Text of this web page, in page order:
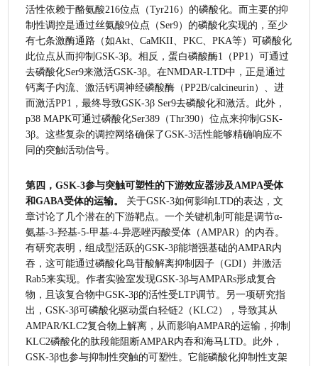
活性依赖于酪氨酸216位点（Tyr216）的磷酸化。而主要的抑
制性调控是通过丝氨酸9位点（Ser9）的磷酸化实现的，至少
有七条激酶通路（如Akt、CaMKII、PKC、PKA等）可磷酸化
此位点从而抑制GSK-3β。相反，蛋白磷酸酶1（PP1）可通过
去磷酸化Ser9来激活GSK-3β。在NMDAR-LTD中，正是通过
钙离子内流、激活钙调神经磷酸酶（PP2B/calcineurin）、进
而激活PP1，最终导致GSK-3β Ser9去磷酸化和激活。此外，
p38 MAPK可通过磷酸化Ser389（Thr390）位点来抑制GSK-
3β。这些复杂的调控网络确保了GSK-3活性能够精确响应不
同的突触活动信号。
第四，GSK-3参与突触可塑性的下游效应器涉及AMPA受体
和GABA受体的运输。
关于GSK-3如何影响LTD的表达，文
章讨论了几个潜在的下游靶点。一个关键机制可能是调节α-
氨基-3-羟基-5-甲基-4-异恶唑丙酸受体（AMPAR）的内吞。
有研究表明，组成型活跃的GSK-3β能增强基础的AMPAR内
吞，这可能通过磷酸化鸟苷酸解离抑制因子（GDI）并激活
Rab5来实现。作者实验室发现GSK-3β与AMPARs形成复合
物，且该复合物中GSK-3β的活性受LTP调节。另一项研究指
出，GSK-3β可磷酸化驱动蛋白轻链2（KLC2），导致其从
AMPAR/KLC2复合物上解离，从而影响AMPAR的运输，抑制
KLC2磷酸化的肽段能阻断AMPAR内吞和海马LTD。此外，
GSK-3β也参与抑制性突触的可塑性。它能磷酸化抑制性支架